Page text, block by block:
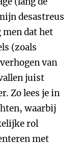
desastreus
men dat het
(zoals
van
juist
Zo lees je in
waarbij
rol
met